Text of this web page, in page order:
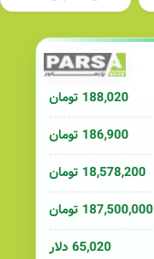
188,020 تومان
186,900 تومان
18,578,200 تومان
187,500,000 تومان
65,020 دلار